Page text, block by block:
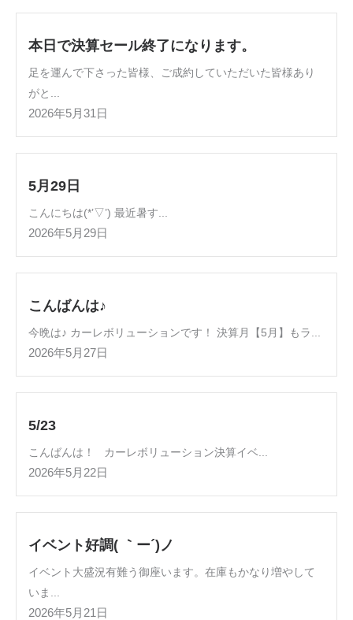
本日で決算セール終了になります。
足を運んで下さった皆様、ご成約していただいた皆様あり
がと...
2026年5月31日
5月29日
こんにちは(*’▽’) 最近暑す...
2026年5月29日
こんばんは♪
今晩は♪ カーレボリューションです！ 決算月【5月】もラ...
2026年5月27日
5/23
こんばんは！ カーレボリューション決算イベ...
2026年5月22日
イベント好調( ｀ー´)ノ
イベント大盛況有難う御座います。在庫もかなり増やして
いま...
2026年5月21日